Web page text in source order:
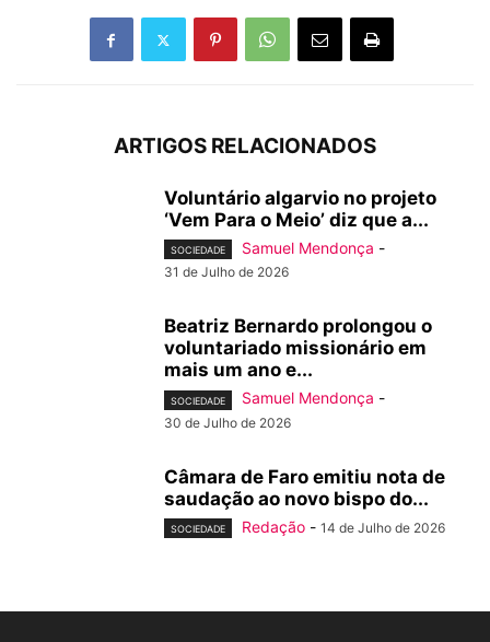
ARTIGOS RELACIONADOS
Voluntário algarvio no projeto
‘Vem Para o Meio’ diz que a...
SOCIEDADE Samuel Mendonça -
31 de Julho de 2026
Beatriz Bernardo prolongou o
voluntariado missionário em
mais um ano e...
SOCIEDADE Samuel Mendonça -
30 de Julho de 2026
Câmara de Faro emitiu nota de
saudação ao novo bispo do...
SOCIEDADE Redação - 14 de Julho de 2026